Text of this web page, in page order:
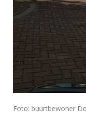
Foto: buurtbewoner